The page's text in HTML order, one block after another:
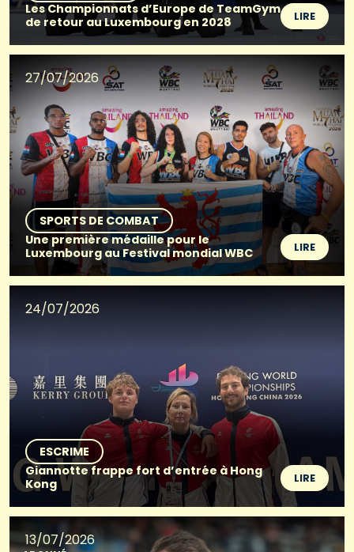
Les Championnats d’Europe de TeamGym
de retour au Luxembourg en 2028
LIRE
27/07/2026
SPORTS DE COMBAT
Une première médaille pour le
Luxembourg au Festival mondial WBC
LIRE
24/07/2026
ESCRIME
Giannotte frappe fort d’entrée à Hong
Kong
LIRE
13/07/2026